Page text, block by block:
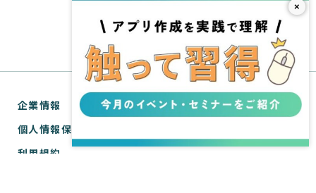
企業情報
個人情報保護方針
利用規約
×